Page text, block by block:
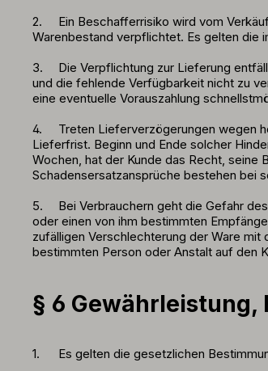
2.
Ein Beschafferrisiko wird vom
Warenbestand verpflichtet. Es gelten die
3.
Die Verpflichtung zur Lieferung
und die fehlende Verfügbarkeit nicht zu
eine eventuelle Vorauszahlung
4.
Treten Lieferverzögerungen wegen
Lieferfrist. Beginn und Ende solcher
Wochen, hat der Kunde das Recht,
Schadensersatzansprüche bestehen bei
5.
Bei Verbrauchern geht die Gefahr
oder einen von ihm bestimmten
zufälligen Verschlechterung der Ware
bestimmten Person oder Anstalt auf den
§ 6
1.
Es gelten die gesetzlichen